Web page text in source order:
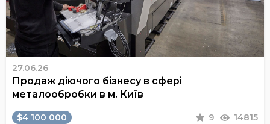
27.06.26
Продаж діючого бізнесу в сфері
металообробки в м. Київ
$4 100 000 9 14815